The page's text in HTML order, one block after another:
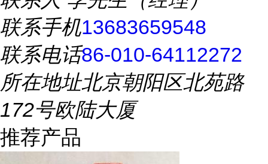
联系手机13683659548
联系电话86-010-64112272
所在地址北京朝阳区北苑路
172号欧陆大厦
推荐产品